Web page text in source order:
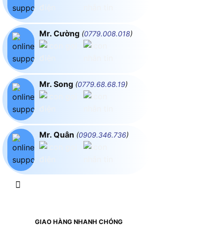
Mr. Cường (0779.008.018)
Mr. Song (0779.68.68.19)
Mr. Quân (0909.346.736)
GIAO HÀNG NHANH CHÓNG